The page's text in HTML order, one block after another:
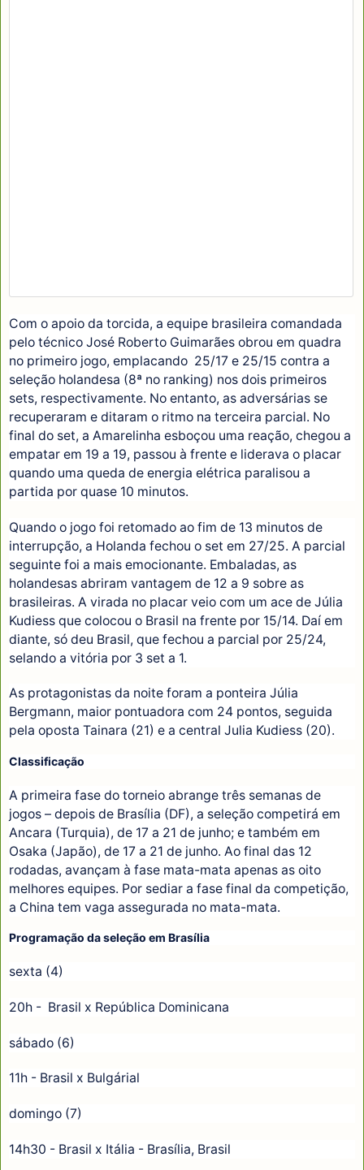
Com o apoio da torcida, a equipe brasileira comandada
pelo técnico José Roberto Guimarães obrou em quadra
no primeiro jogo, emplacando 25/17 e 25/15 contra a
seleção holandesa (8ª no ranking) nos dois primeiros
sets, respectivamente. No entanto, as adversárias se
recuperaram e ditaram o ritmo na terceira parcial. No
final do set, a Amarelinha esboçou uma reação, chegou a
empatar em 19 a 19, passou à frente e liderava o placar
quando uma queda de energia elétrica paralisou a
partida por quase 10 minutos.
Quando o jogo foi retomado ao fim de 13 minutos de
interrupção, a Holanda fechou o set em 27/25. A parcial
seguinte foi a mais emocionante. Embaladas, as
holandesas abriram vantagem de 12 a 9 sobre as
brasileiras. A virada no placar veio com um ace de Júlia
Kudiess que colocou o Brasil na frente por 15/14. Daí em
diante, só deu Brasil, que fechou a parcial por 25/24,
selando a vitória por 3 set a 1.
As protagonistas da noite foram a ponteira Júlia
Bergmann, maior pontuadora com 24 pontos, seguida
pela oposta Tainara (21) e a central Julia Kudiess (20).
Classificação
A primeira fase do torneio abrange três semanas de
jogos – depois de Brasília (DF), a seleção competirá em
Ancara (Turquia), de 17 a 21 de junho; e também em
Osaka (Japão), de 17 a 21 de junho. Ao final das 12
rodadas, avançam à fase mata-mata apenas as oito
melhores equipes. Por sediar a fase final da competição,
a China tem vaga assegurada no mata-mata.
Programação da seleção em Brasília
sexta (4)
20h - Brasil x República Dominicana
sábado (6)
11h - Brasil x Bulgárial
domingo (7)
14h30 - Brasil x Itália - Brasília, Brasil